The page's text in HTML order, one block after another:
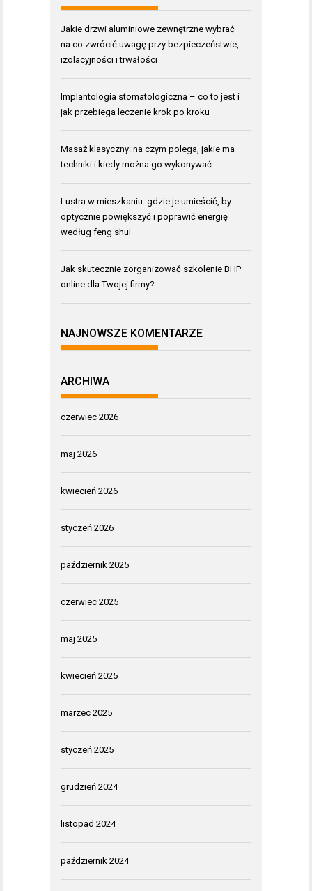
Jakie drzwi aluminiowe zewnętrzne wybrać –
na co zwrócić uwagę przy bezpieczeństwie,
izolacyjności i trwałości
Implantologia stomatologiczna – co to jest i
jak przebiega leczenie krok po kroku
Masaż klasyczny: na czym polega, jakie ma
techniki i kiedy można go wykonywać
Lustra w mieszkaniu: gdzie je umieścić, by
optycznie powiększyć i poprawić energię
według feng shui
Jak skutecznie zorganizować szkolenie BHP
online dla Twojej firmy?
NAJNOWSZE KOMENTARZE
ARCHIWA
czerwiec 2026
maj 2026
kwiecień 2026
styczeń 2026
październik 2025
czerwiec 2025
maj 2025
kwiecień 2025
marzec 2025
styczeń 2025
grudzień 2024
listopad 2024
październik 2024